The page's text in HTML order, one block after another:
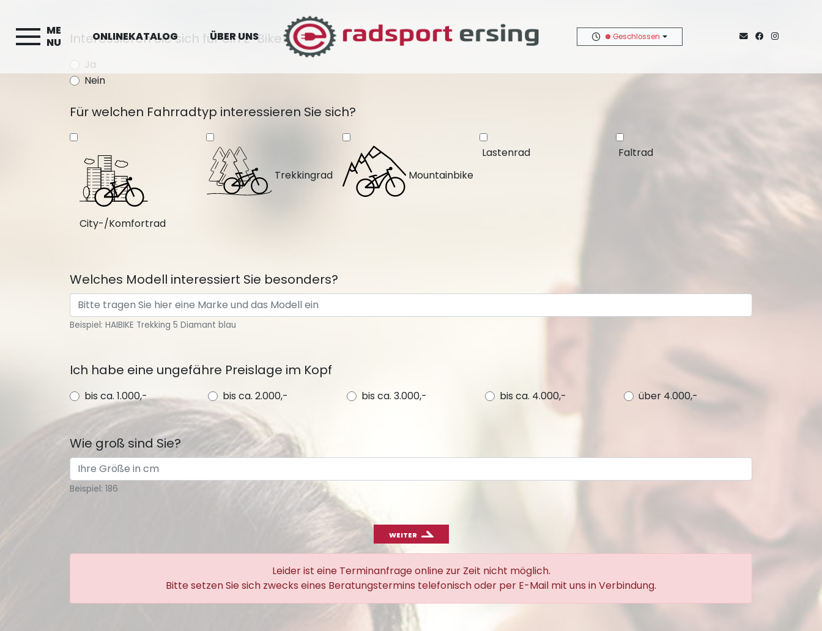
ME
NU
ONLINEKATALOG ÜBER UNS Geschlossen
Interessieren Sie sich für ein E-Bike?
Ja
Nein
Für welchen Fahrradtyp interessieren Sie sich?
City-/Komfortrad
Trekkingrad Mountainbike
Lastenrad Faltrad
Welches Modell interessiert Sie besonders?
Beispiel: HAIBIKE Trekking 5 Diamant blau
Ich habe eine ungefähre Preislage im Kopf
bis ca. 1.000,- bis ca. 2.000,- bis ca. 3.000,- bis ca. 4.000,- über 4.000,-
Wie groß sind Sie?
Beispiel: 186
WEITER
Leider ist eine Terminanfrage online zur Zeit nicht möglich.
Bitte setzen Sie sich zwecks eines Beratungstermins telefonisch oder per E-Mail mit uns in Verbindung.